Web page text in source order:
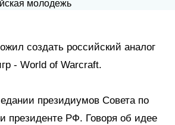
создать российский аналог
- World of Warcraft.
президиумов Совета по
президенте РФ. Говоря об идее